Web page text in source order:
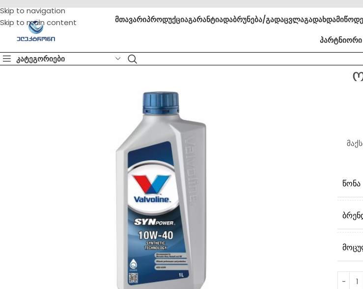
Skip to navigation
Skip to main content
მთავარიპროდუქციაგარანტიადაბრუნება/გადაცვლაგადახდა
პარტნიორი
კატეგორიები
ᲬᲝᲜᲐ